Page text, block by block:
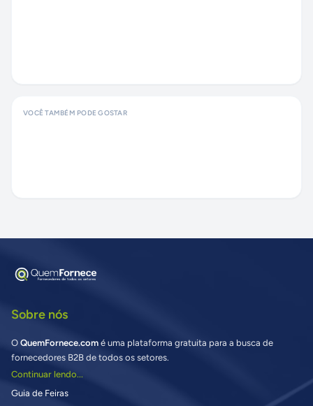
VOCÊ TAMBÉM PODE GOSTAR
Sobre nós
O QuemFornece.com é uma plataforma gratuita para a busca de
fornecedores B2B de todos os setores.
Continuar lendo...
Guia de Feiras